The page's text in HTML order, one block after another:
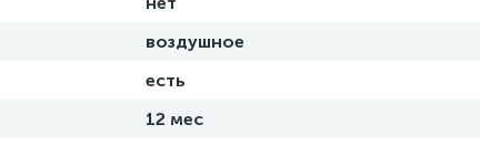
воздушное
есть
12 мес